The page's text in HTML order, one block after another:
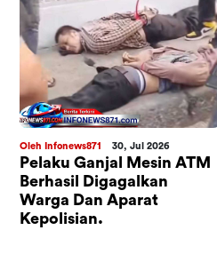
Oleh Infonews871 30, Jul 2026
Pelaku Ganjal Mesin ATM
Berhasil Digagalkan
Warga Dan Aparat
Kepolisian.